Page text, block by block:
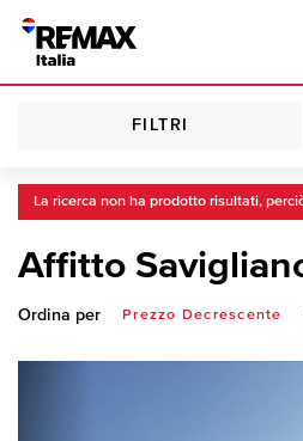
FILTRI
La ricerca non ha prodotto risultati,
Affitto
Ordina per